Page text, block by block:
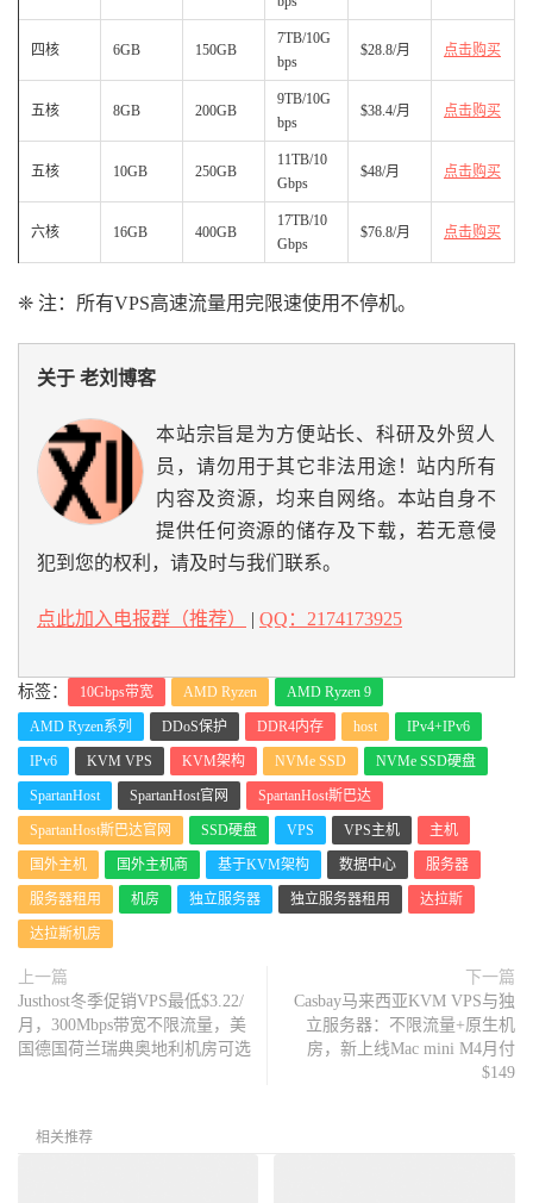
四核 6GB 150GB
7TB/10G
bps
$28.8/月 点击购买
五核 8GB 200GB
9TB/10G
bps
$38.4/月 点击购买
五核 10GB 250GB
11TB/10
Gbps
$48/月 点击购买
六核 16GB 400GB
17TB/10
Gbps
$76.8/月 点击购买
❈ 注：所有VPS高速流量用完限速使用不停机。
关于 老刘博客
本站宗旨是为方便站长、科研及外贸人
员，请勿用于其它非法用途！站内所有
内容及资源，均来自网络。本站自身不
提供任何资源的储存及下载，若无意侵
犯到您的权利，请及时与我们联系。
点此加入电报群（推荐） | QQ：2174173925
标签： 10Gbps带宽 AMD Ryzen AMD Ryzen 9
AMD Ryzen系列 DDoS保护 DDR4内存 host IPv4+IPv6
IPv6 KVM VPS KVM架构 NVMe SSD NVMe SSD硬盘
SpartanHost SpartanHost官网 SpartanHost斯巴达
SpartanHost斯巴达官网 SSD硬盘 VPS VPS主机 主机
国外主机 国外主机商 基于KVM架构 数据中心 服务器
服务器租用 机房 独立服务器 独立服务器租用 达拉斯
达拉斯机房
上一篇
Justhost冬季促销VPS最低$3.22/
月，300Mbps带宽不限流量，美
国德国荷兰瑞典奥地利机房可选
下一篇
Casbay马来西亚KVM VPS与独
立服务器：不限流量+原生机
房，新上线Mac mini M4月付
$149
相关推荐